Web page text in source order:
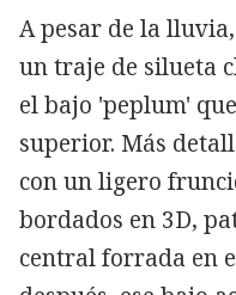
A pesar de la
un traje de silueta
el bajo 'peplum'
superior. Más
con un ligero
bordados en 3D,
central forrada en